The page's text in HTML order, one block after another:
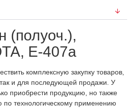
(полуоч.),
Е-407а
комплексную закупку товаров,
так и для последующей продажи. У
приобрести продукцию, но также
по технологическому применению